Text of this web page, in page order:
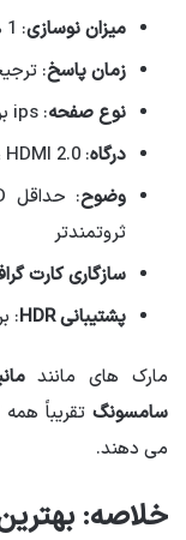
میزان نوسازی: 1 هرتز یا بالاتر برای بازی های سریع
زمان پاسخ: ترجیحاً 1
نوع صفحه: ips برای رنگ های زنده ، VA برای تضاد بهتر
درگاه: DisplayPort ، HDMI 2.0 یا بالاتر
وضوح
ثروتمندتر
سازگاری کارت
پشتیبانی HDR
:
مارک های مانند
سامسونگ تقریباً
می دهند.
خلاصه: